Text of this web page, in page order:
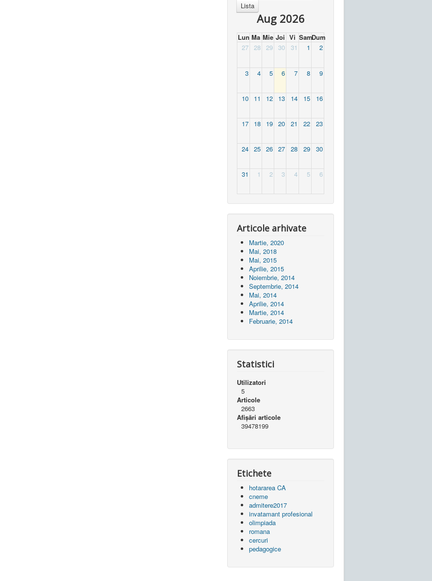
Lista
Aug 2026
Lun Ma Mie Joi Vi SamDum
27
28 29 30 31 1 2
3 4 5 6 7 8 9
10 11 12 13 14 15 16
17 18 19 20 21 22 23
24 25 26 27 28 29 30
31 1 2 3 4 5 6
Articole arhivate
Martie, 2020
Mai, 2018
Mai, 2015
Aprilie, 2015
Noiembrie, 2014
Septembrie, 2014
Mai, 2014
Aprilie, 2014
Martie, 2014
Februarie, 2014
Statistici
Utilizatori
5
Articole
2663
Afișări articole
39478199
Etichete
hotararea CA
cneme
admitere2017
invatamant profesional
olimpiada
romana
cercuri
pedagogice